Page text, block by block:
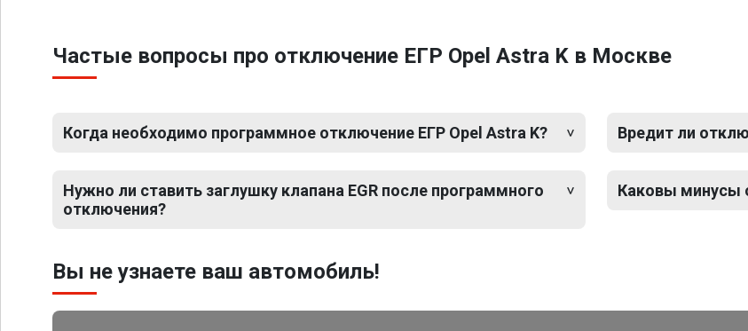
Частые вопросы про отключение ЕГР Opel Astra K в Москве
Когда необходимо программное отключение ЕГР Opel Astra K?
Нужно ли ставить заглушку клапана EGR после программного
отключения?
Вредит ли
Каковы минусы
Вы не узнаете ваш автомобиль!